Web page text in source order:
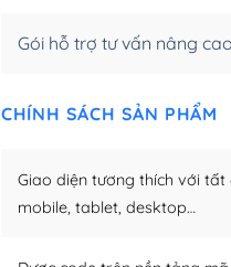
Gói hỗ trợ tư vấn nâng
CHÍNH SÁCH SẢN PHẨM
Giao diện tương thích với tất
mobile, tablet, desktop…